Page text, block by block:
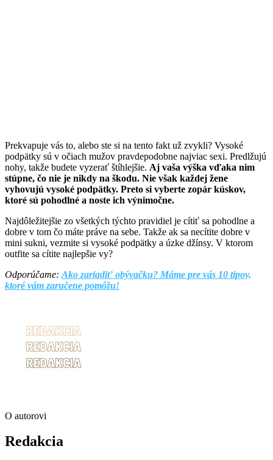
Prekvapuje vás to, alebo ste si na tento fakt už zvykli? Vysoké
podpätky sú v očiach mužov pravdepodobne najviac sexi. Predlžujú
nohy, takže budete vyzerať štíhlejšie. Aj vaša výška vďaka nim
stúpne, čo nie je nikdy na škodu. Nie však každej žene
vyhovujú vysoké podpätky. Preto si vyberte zopár kúskov,
ktoré sú pohodlné a noste ich výnimočne.
Najdôležitejšie zo všetkých týchto pravidiel je cítiť sa pohodlne a
dobre v tom čo máte práve na sebe. Takže ak sa necítite dobre v
mini sukni, vezmite si vysoké podpätky a úzke džínsy. V ktorom
outfite sa cítite najlepšie vy?
Odporúčame: Ako zariadiť obývačku? Máme pre vás 10 tipov,
ktoré vám zaručene pomôžu!
O autorovi
Redakcia